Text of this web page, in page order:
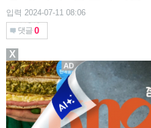
입력 2024-07-11 08:06
댓글 0
X